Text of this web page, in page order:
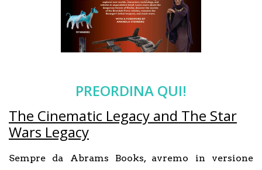
PREORDINA QUI!
The Cinematic Legacy and The Star
Wars Legacy
Sempre da Abrams Books, avremo in versione